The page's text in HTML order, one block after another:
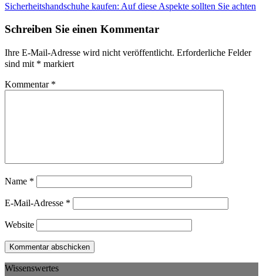
Sicherheitshandschuhe kaufen: Auf diese Aspekte sollten Sie achten
Schreiben Sie einen Kommentar
Ihre E-Mail-Adresse wird nicht veröffentlicht. Erforderliche Felder
sind mit * markiert
Kommentar *
Name *
E-Mail-Adresse *
Website
Wissenswertes